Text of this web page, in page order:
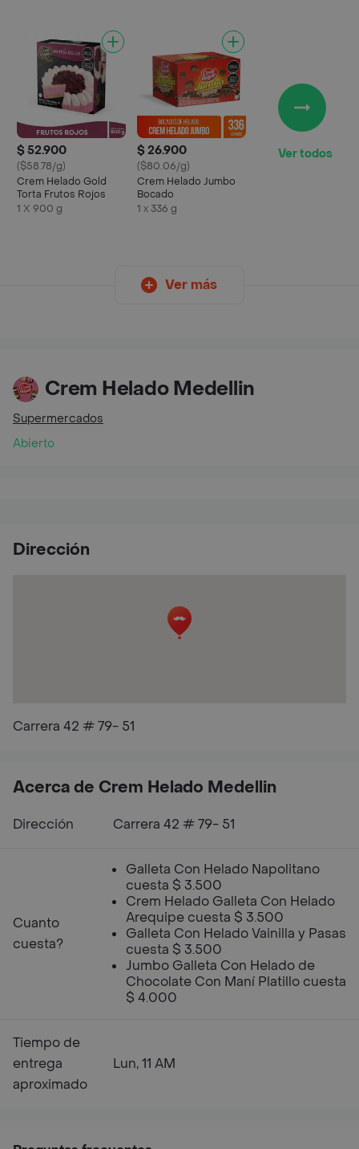
$ 52.900
($58.78/g)
Crem Helado Gold
Torta Frutos Rojos
1 X 900 g
$ 26.900
($80.06/g)
Crem Helado Jumbo
Bocado
1 x 336 g
Ver todos
Ver más
Crem Helado Medellin
Supermercados
Abierto
Dirección
Carrera 42 # 79- 51
Acerca de Crem Helado Medellin
Dirección Carrera 42 # 79- 51
Cuanto
cuesta?
Galleta Con Helado Napolitano
cuesta $ 3.500
Crem Helado Galleta Con Helado
Arequipe cuesta $ 3.500
Galleta Con Helado Vainilla y Pasas
cuesta $ 3.500
Jumbo Galleta Con Helado de
Chocolate Con Maní Platillo cuesta
$ 4.000
Tiempo de
entrega
aproximado
Lun, 11 AM